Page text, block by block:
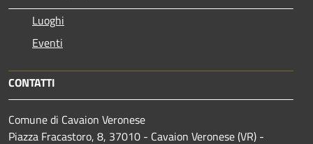
Luoghi
Eventi
CONTATTI
Comune di Cavaion Veronese
Piazza Fracastoro, 8, 37010 - Cavaion Veronese (VR) -